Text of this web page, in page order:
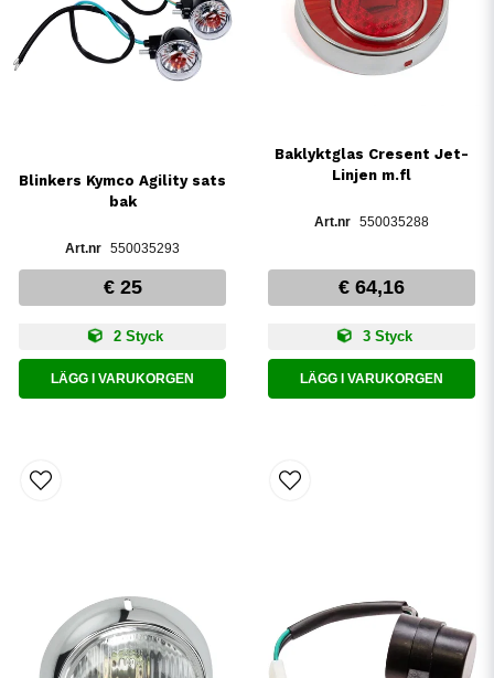
Blinkers Kymco Agility sats
bak
550035293
€ 25
2 Styck
LÄGG I VARUKORGEN
Baklyktglas Cresent Jet-
Linjen m.fl
550035288
€ 64,16
3 Styck
LÄGG I VARUKORGEN